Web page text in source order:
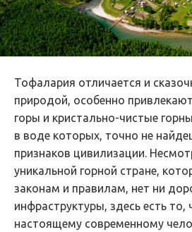
Тофалария отличается и
природой, особенно
горы и кристально-чистые
в воде которых, точно не
признаков цивилизации.
уникальной горной стране,
законам и правилам, нет ни
инфраструктуры, здесь есть то,
настоящему современному